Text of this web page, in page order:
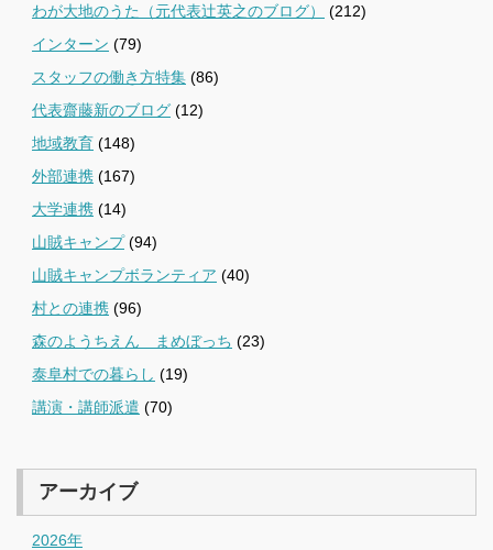
わが大地のうた（元代表辻英之のブログ）
(212)
インターン (79)
スタッフの働き方特集 (86)
代表齋藤新のブログ (12)
地域教育 (148)
外部連携 (167)
大学連携 (14)
山賊キャンプ(94)
山賊キャンプボランティア (40)
村との連携 (96)
森のようちえん まめぼっち (23)
泰阜村での暮らし (19)
講演・講師派遣 (70)
アーカイブ
2026年